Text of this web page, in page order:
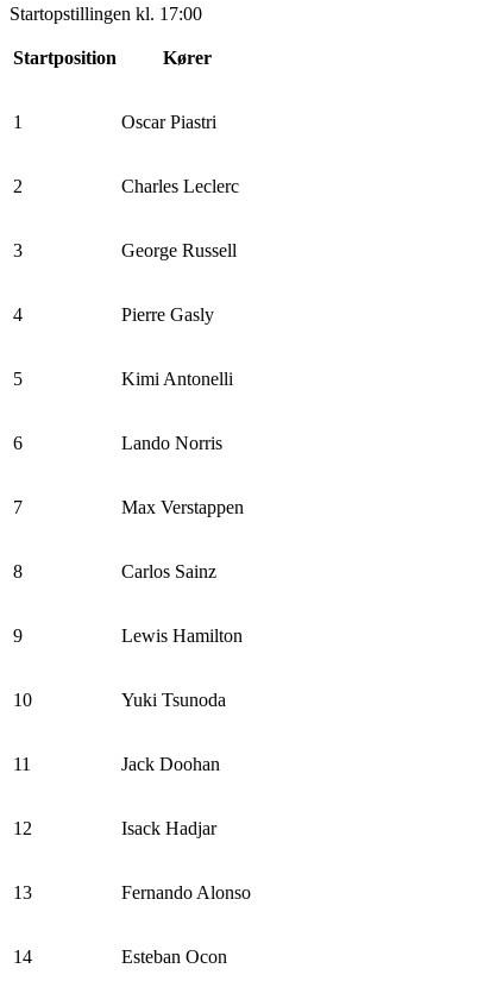
Startopstillingen kl. 17:00
Startposition Kører
1 Oscar Piastri
2 Charles Leclerc
3 George Russell
4 Pierre Gasly
5 Kimi Antonelli
6 Lando Norris
7 Max Verstappen
8 Carlos Sainz
9 Lewis Hamilton
10 Yuki Tsunoda
11 Jack Doohan
12 Isack Hadjar
13 Fernando Alonso
14 Esteban Ocon